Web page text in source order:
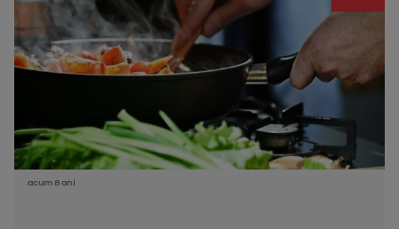
acum 8 ani